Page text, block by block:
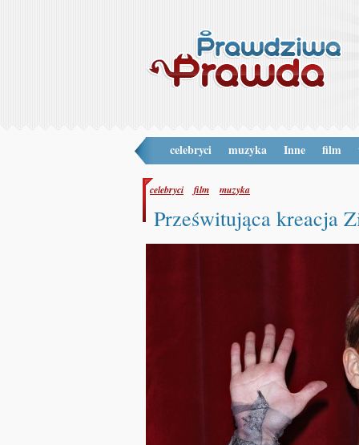
celebryci muzyka Inne film
celebryci film muzyka
Prześwitująca kreacja